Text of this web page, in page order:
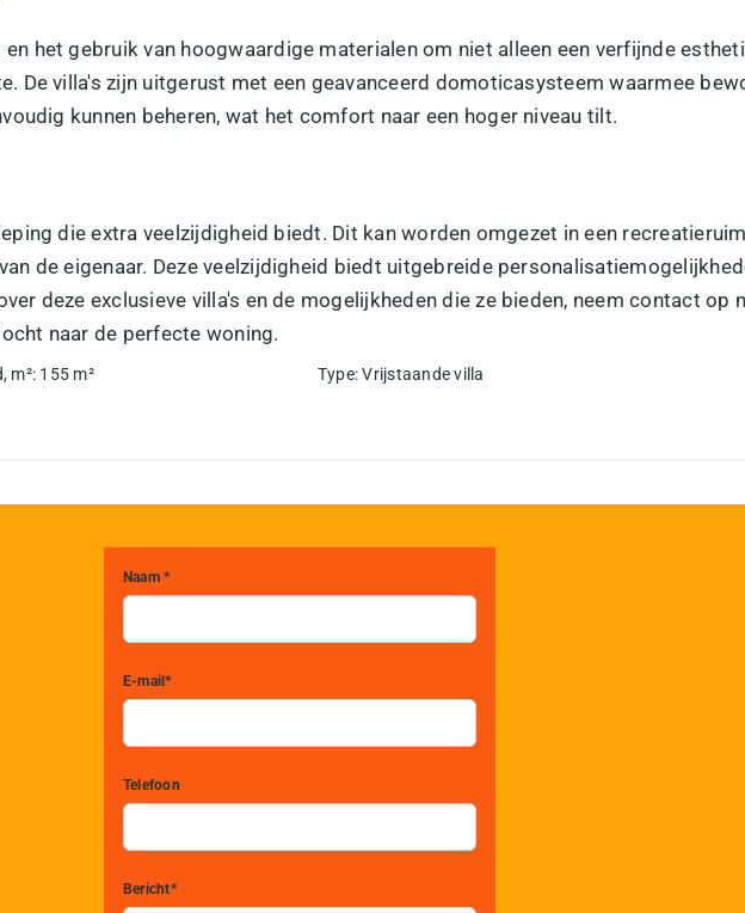
het gebruik van hoogwaardige materialen om niet alleen een verfijnde
De villa's zijn uitgerust met een geavanceerd domoticasysteem waarmee
kunnen beheren, wat het comfort naar een hoger niveau tilt.
die extra veelzijdigheid biedt. Dit kan worden omgezet in een
de eigenaar. Deze veelzijdigheid biedt uitgebreide
deze exclusieve villa's en de mogelijkheden die ze bieden, neem contact op
naar de perfecte woning.
m²: 155 m² Type: Vrijstaande villa
Naam *
E-mail*
Telefoon
Bericht*